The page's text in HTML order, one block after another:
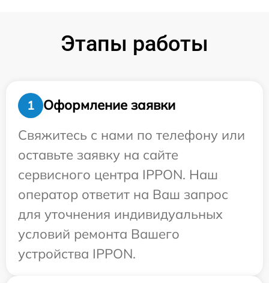
Этапы работы
1
Оформление заявки
Свяжитесь с нами по телефону или
оставьте заявку на сайте
сервисного центра IPPON. Наш
оператор ответит на Ваш запрос
для уточнения индивидуальных
условий ремонта Вашего
устройства IPPON.